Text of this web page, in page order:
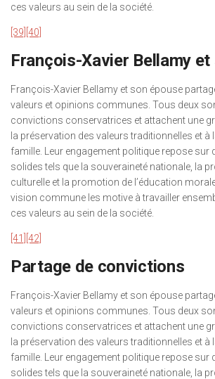
ces valeurs au sein de la société.
[39] [40]
François-Xavier Bellamy
François-Xavier Bellamy et son épouse
valeurs et opinions communes. Tous deux
convictions conservatrices et attachent une
la préservation des valeurs traditionnelles et à
famille. Leur engagement politique repose sur
solides tels que la souveraineté nationale, la
culturelle et la promotion de l’éducation
vision commune les motive à travailler
ces valeurs au sein de la société.
[41] [42]
Partage de convictions
François-Xavier Bellamy et son épouse
valeurs et opinions communes. Tous deux
convictions conservatrices et attachent une
la préservation des valeurs traditionnelles et à
famille. Leur engagement politique repose sur
solides tels que la souveraineté nationale, la